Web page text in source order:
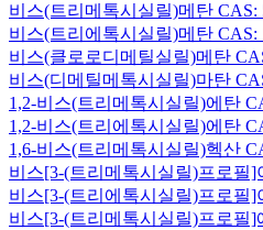
비스(트리메톡시실릴)메탄 CAS:
비스(트리에톡시실릴)메탄 CAS:
비스(클로로디메틸실릴)메탄
비스(디메틸메톡시실릴)마탄
1,2-비스(트리메톡시실릴)에탄
1,2-비스(트리에톡시실릴)에탄
1,6-비스(트리메톡시실릴)헥산
비스[3-(트리메톡시실릴)프로필]
비스[3-(트리에톡시실릴)프로필]
비스[3-(트리메톡시실릴)프로필]